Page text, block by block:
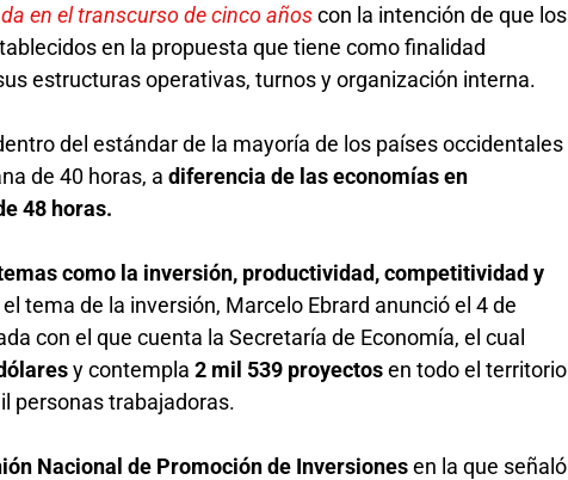
en el transcurso de cinco añoscon la intención de que los
en la propuesta que tiene como finalidad
estructuras operativas, turnos y organización interna.
del estándar de la mayoría de los países occidentales
de 40 horas, adiferencia de las economías en
48 horas.
como la inversión, productividad, competitividad y
tema de la inversión, Marcelo Ebrard anunció el 4 de
con el que cuenta la Secretaría de Economía, el cual
y contempla2 mil 539 proyectosen todo el territorio
personas trabajadoras.
Nacional de Promoción de Inversionesen la que señaló